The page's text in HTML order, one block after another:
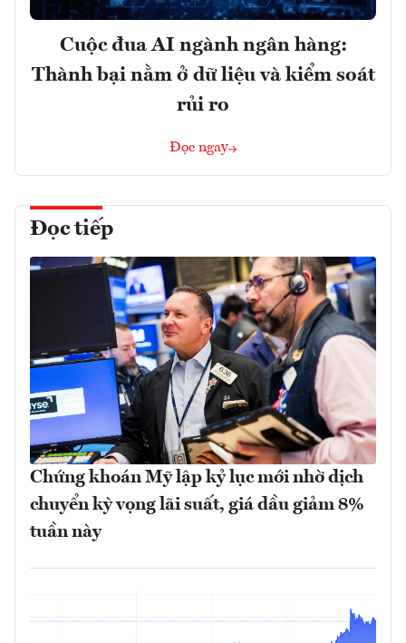
Cuộc đua AI ngành ngân hàng:
Thành bại nằm ở dữ liệu và kiểm soát
rủi ro
Đọc ngay
Đọc tiếp
Chứng khoán Mỹ lập kỷ lục mới nhờ dịch
chuyển kỳ vọng lãi suất, giá dầu giảm 8%
tuần này